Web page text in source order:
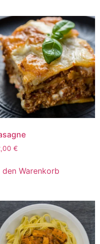
€
den Warenkorb